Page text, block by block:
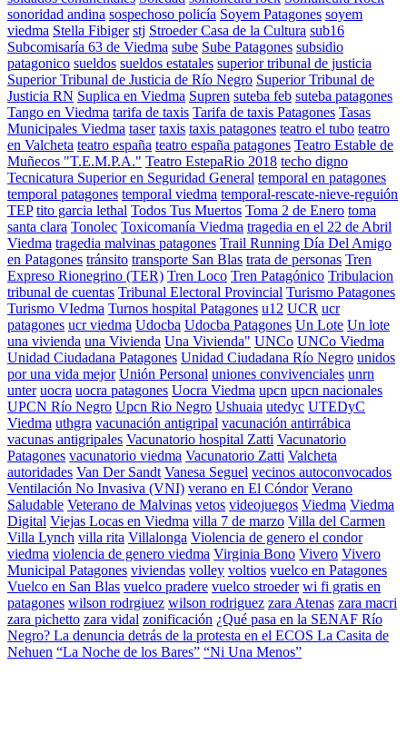
sonoridad andina sospechoso policía Soyem Patagones soyem
viedma Stella Fibiger stj Stroeder Casa de la Cultura sub16
Subcomisaría 63 de Viedma sube Sube Patagones subsidio
patagonico sueldos sueldos estatales superior tribunal de justicia
Superior Tribunal de Justicia de Río Negro Superior Tribunal de
Justicia RN Suplica en Viedma Supren suteba feb suteba patagones
Tango en Viedma tarifa de taxis Tarifa de taxis Patagones Tasas
Municipales Viedma taser taxis taxis patagones teatro el tubo teatro
en Valcheta teatro españa teatro españa patagones Teatro Estable de
Muñecos "T.E.M.P.A." Teatro EstepaRio 2018 techo digno
Tecnicatura Superior en Seguridad General temporal en patagones
temporal patagones temporal viedma temporal-rescate-nieve-reguión
TEP tito garcia lethal Todos Tus Muertos Toma 2 de Enero toma
santa clara Tonolec Toxicomanía Viedma tragedia en el 22 de Abril
Viedma tragedia malvinas patagones Trail Running Día Del Amigo
en Patagones tránsito transporte San Blas trata de personas Tren
Expreso Rionegrino (TER) Tren Loco Tren Patagónico Tribulacion
tribunal de cuentas Tribunal Electoral Provincial Turismo Patagones
Turismo VIedma Turnos hospital Patagones u12 UCR ucr
patagones ucr viedma Udocba Udocba Patagones Un Lote Un lote
una vivienda una Vivienda Una Vivienda" UNCo UNCo Viedma
Unidad Ciudadana Patagones Unidad Ciudadana Río Negro unidos
por una vida mejor Unión Personal uniones convivenciales unrn
unter uocra uocra patagones Uocra Viedma upcn upcn nacionales
UPCN Río Negro Upcn Rio Negro Ushuaia utedyc UTEDyC
Viedma uthgra vacunación antigripal vacunación antirrábica
vacunas antigripales Vacunatorio hospital Zatti Vacunatorio
Patagones vacunatorio viedma Vacunatorio Zatti Valcheta
autoridades Van Der Sandt Vanesa Seguel vecinos autoconvocados
Ventilación No Invasiva (VNI) verano en El Cóndor Verano
Saludable Veterano de Malvinas vetos videojuegos Viedma Viedma
Digital Viejas Locas en Viedma villa 7 de marzo Villa del Carmen
Villa Lynch villa rita Villalonga Violencia de genero el condor
viedma violencia de genero viedma Virginia Bono Vivero Vivero
Municipal Patagones viviendas volley voltios vuelco en Patagones
Vuelco en San Blas vuelco pradere vuelco stroeder wi fi gratis en
patagones wilson rodrgiuez wilson rodriguez zara Atenas zara macri
zara pichetto zara vidal zonificación ¿Qué pasa en la SENAF Río
Negro? La denuncia detrás de la protesta en el ECOS La Casita de
Nehuen “La Noche de los Bares” “Ni Una Menos”